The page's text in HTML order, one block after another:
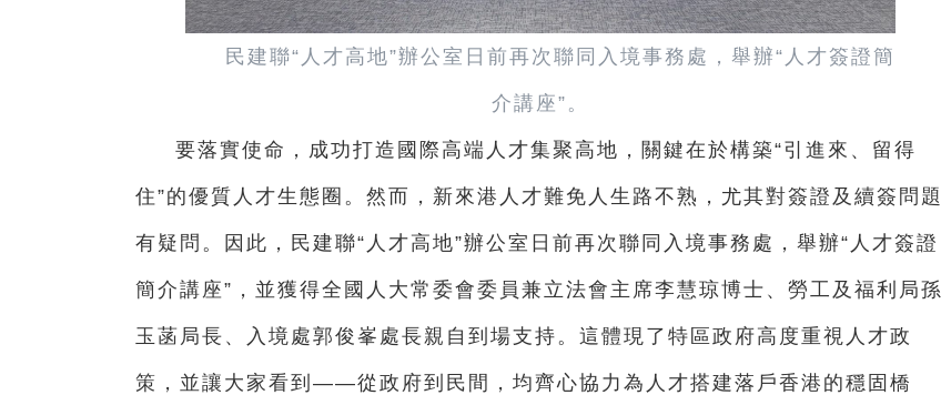
民建聯“人才高地”辦公室日前再次聯同入境事務處，舉辦“人才簽證簡
介講座”。
要落實使命，成功打造國際高端人才集聚高地，關鍵在於構築“引進來、留得
住”的優質人才生態圈。然而，新來港人才難免人生路不熟，尤其對簽證及續簽問題
有疑問。因此，民建聯“人才高地”辦公室日前再次聯同入境事務處，舉辦“人才簽證
簡介講座”，並獲得全國人大常委會委員兼立法會主席李慧琼博士、勞工及福利局孫
玉菡局長、入境處郭俊峯處長親自到場支持。這體現了特區政府高度重視人才政
策，並讓大家看到——從政府到民間，均齊心協力為人才搭建落戶香港的穩固橋